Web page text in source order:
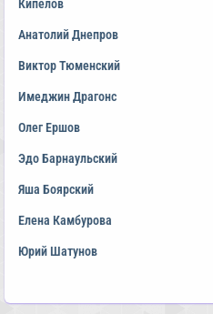
Кипелов
Анатолий Днепров
Виктор Тюменский
Имеджин Драгонс
Олег Ершов
Эдо Барнаульский
Яша Боярский
Елена Камбурова
Юрий Шатунов